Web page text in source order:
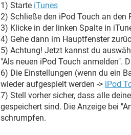
1) Starte iTunes
2) Schließe den iPod Touch an den
3) Klicke in der linken Spalte in
4) Gehe dann im Hauptfenster
5) Achtung! Jetzt kannst du
"Als neuen iPod Touch anmelden".
6) Die Einstellungen (wenn du ein
wieder aufgespielt werden -> iPod
7) Stell vorher sicher, dass alle
gespeichert sind. Die Anzeige bei
schrumpfen.